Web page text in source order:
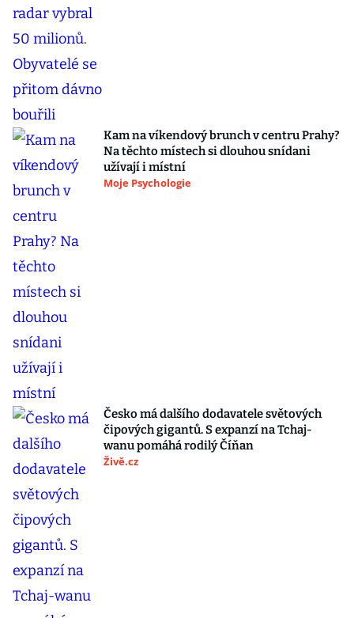
Kam na víkendový brunch v centru Prahy?
Na těchto místech si dlouhou snídani
užívají i místní
Moje Psychologie
Česko má dalšího dodavatele světových
čipových gigantů. S expanzí na Tchaj-
wanu pomáhá rodilý Číňan
Živě.cz